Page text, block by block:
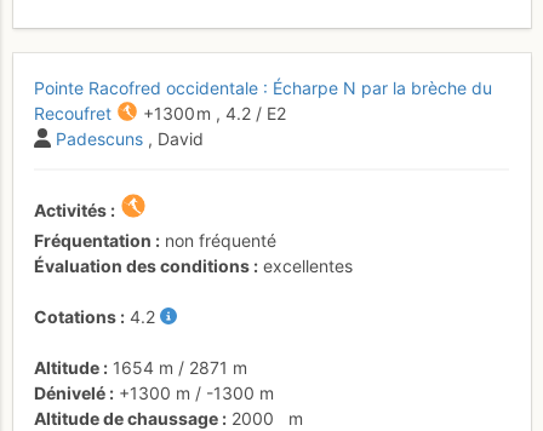
Pointe Racofred occidentale : Écharpe N par la brèche du
Recoufret
+1300 m , 4.2 / E2
Padescuns , David
Activités
Fréquentation
non fréquenté
Évaluation des conditions
excellentes
Cotations 4.2
Altitude 1654 m / 2871 m
Dénivelé
+1300 m / -1300 m
Altitude de chaussage
2000
m